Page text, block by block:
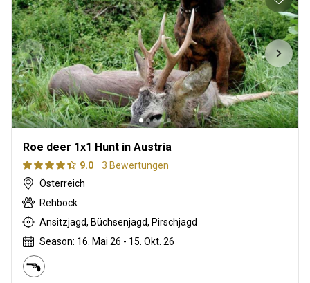
Roe deer 1x1 Hunt in Austria
9.0
3 Bewertungen
Österreich
Rehbock
Ansitzjagd, Büchsenjagd, Pirschjagd
Season: 16. Mai 26 - 15. Okt. 26